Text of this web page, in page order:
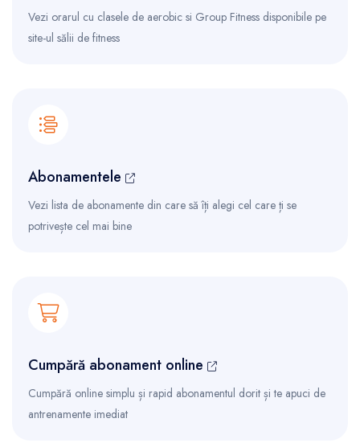
Vezi orarul cu clasele de aerobic si Group Fitness disponibile pe
site-ul sălii de fitness
Abonamentele
Vezi lista de abonamente din care să îți alegi cel care ți se
potrivește cel mai bine
Cumpără abonament online
Cumpără online simplu și rapid abonamentul dorit și te apuci de
antrenamente imediat